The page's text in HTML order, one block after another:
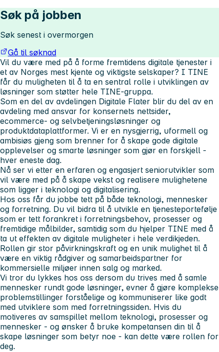
Søk på jobben
Søk senest i overmorgen
Gå til søknad
Vil du være med på å forme fremtidens digitale tjenester i
et av Norges mest kjente og viktigste selskaper? I TINE
får du muligheten til å ta en sentral rolle i utviklingen av
løsninger som støtter hele TINE-gruppa.
Som en del av avdelingen Digitale Flater blir du del av en
avdeling med ansvar for konsernets nettsider,
ecommerce- og selvbetjeningsløsninger og
produktdataplattformer. Vi er en nysgjerrig, uformell og
ambisiøs gjeng som brenner for å skape gode digitale
opplevelser og smarte løsninger som gjør en forskjell -
hver eneste dag.
Nå ser vi etter en erfaren og engasjert seniorutvikler som
vil være med på å skape vekst og realisere mulighetene
som ligger i teknologi og digitalisering.
Hos oss får du jobbe tett på både teknologi, mennesker
og forretning. Du vil bidra til å utvikle en tjenesteportefølje
som er tett forankret i forretningsbehov, prosesser og
fremtidige målbilder, samtidig som du hjelper TINE med å
ta ut effekten av digitale muligheter i hele verdikjeden.
Rollen gir stor påvirkningskraft og en unik mulighet til å
være en viktig rådgiver og samarbeidspartner for
kommersielle miljøer innen salg og marked.
Vi tror du lykkes hos oss dersom du trives med å samle
mennesker rundt gode løsninger, evner å gjøre komplekse
problemstillinger forståelige og kommuniserer like godt
med utviklere som med forretningssiden. Hvis du
motiveres av samspillet mellom teknologi, prosesser og
mennesker - og ønsker å bruke kompetansen din til å
skape løsninger som betyr noe - kan dette være rollen for
deg.